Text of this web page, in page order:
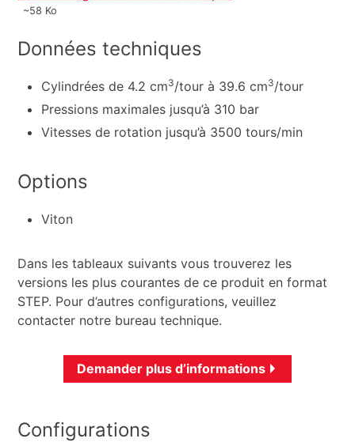
~58 Ko
Données techniques
Cylindrées de 4.2 cm3/tour à 39.6 cm3/tour
Pressions maximales jusqu’à 310 bar
Vitesses de rotation jusqu’à 3500 tours/min
Options
Viton
Dans les tableaux suivants vous trouverez les
versions les plus courantes de ce produit en format
STEP. Pour d’autres configurations, veuillez
contacter notre bureau technique.
Demander plus d’informations
Configurations